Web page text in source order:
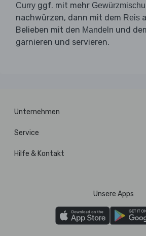
Curry ggf. mit mehr
nachwürzen, dann mit dem Reis
Belieben mit den Mandeln und
garnieren und servieren.
Unternehmen
Service
Hilfe & Kontakt
Unsere Apps